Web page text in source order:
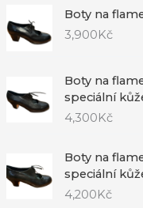
Boty na
3,900Kč
Boty na
speciální
4,300Kč
Boty na
speciální
4,200Kč